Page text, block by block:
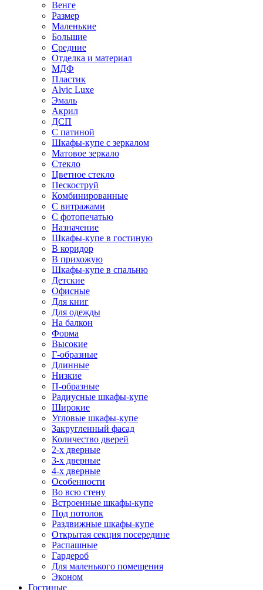
Венге
Размер
Маленькие
Большие
Средние
Отделка и материал
МДФ
Пластик
Alvic Luxe
Эмаль
Акрил
ДСП
С патиной
Шкафы-купе с зеркалом
Матовое зеркало
Стекло
Цветное стекло
Пескоструй
Комбинированные
С витражами
С фотопечатью
Назначение
Шкафы-купе в гостиную
В коридор
В прихожую
Шкафы-купе в спальню
Детские
Офисные
Для книг
Для одежды
На балкон
Форма
Высокие
Г-образные
Длинные
Низкие
П-образные
Радиусные шкафы-купе
Широкие
Угловые шкафы-купе
Закругленный фасад
Количество дверей
2-х дверные
3-х дверные
4-х дверные
Особенности
Во всю стену
Встроенные шкафы-купе
Под потолок
Раздвижные шкафы-купе
Открытая секция посередине
Распашные
Гардероб
Для маленького помещения
Эконом
Гостиные